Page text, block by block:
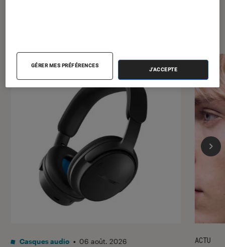
Casques audio • 06 août. 2026 ACTU
GÉRER MES PRÉFÉRENCES
J'ACCEPTE